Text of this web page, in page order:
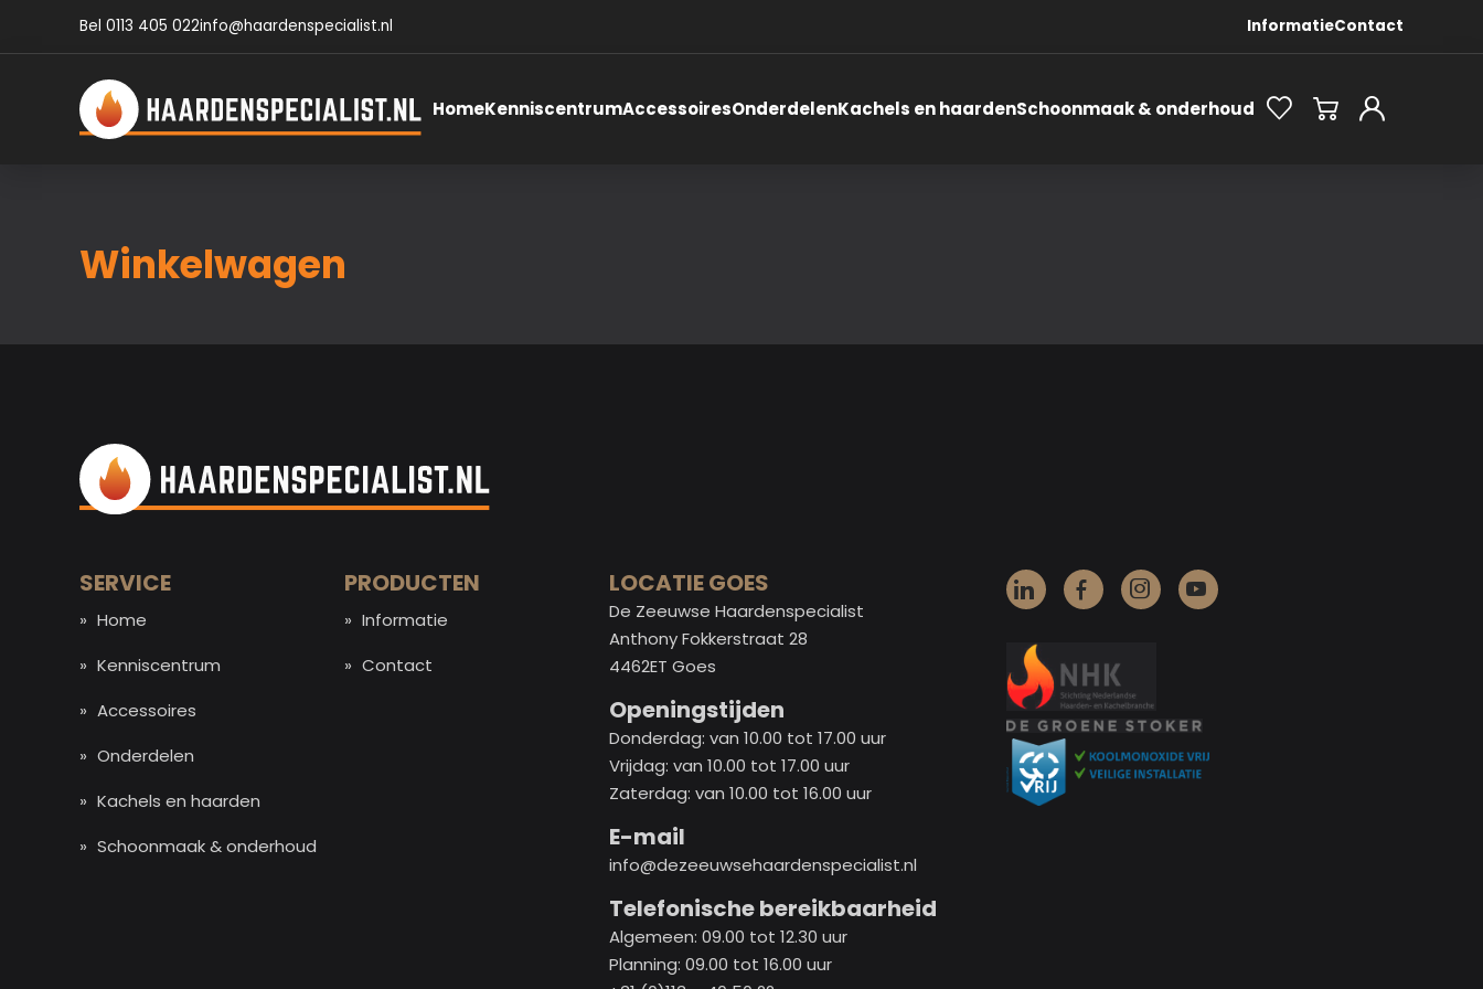
Bel 0113 405 022info@haardenspecialist.nl InformatieContact
HomeKenniscentrumAccessoiresOnderdelenKachels en haardenSchoonmaak & onderhoud
Winkelwagen
SERVICE
Home
Kenniscentrum
Accessoires
Onderdelen
Kachels en haarden
Schoonmaak & onderhoud
PRODUCTEN
Informatie
Contact
LOCATIE GOES
De Zeeuwse Haardenspecialist
Anthony Fokkerstraat 28
4462ET Goes
Openingstijden
Donderdag: van 10.00 tot 17.00 uur
Vrijdag: van 10.00 tot 17.00 uur
Zaterdag: van 10.00 tot 16.00 uur
E-mail
info@dezeeuwsehaardenspecialist.nl
Telefonische bereikbaarheid
Algemeen: 09.00 tot 12.30 uur
Planning: 09.00 tot 16.00 uur